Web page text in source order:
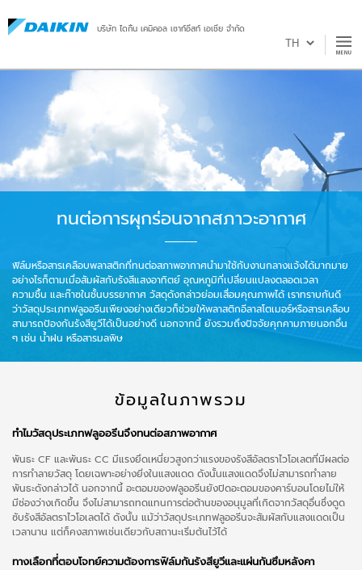
บริษัท ไดกิ้น เคมิคอล เซาท์อีสท์ เอเชีย จำกัด
ทนต่อการผุกร่อนจากสภาวะอากาศ
ฟิล์มหรือสารเคลือบพลาสติกที่ทนต่อสภาพอากาศนำมาใช้กับงานกลางแจ้งได้มากมาย
อย่างไรก็ตามเมื่อสัมผัสกับรังสีแสงอาทิตย์ อุณหภูมิที่เปลี่ยนแปลงตลอดเวลา
ความชื้น และก๊าซในชั้นบรรยากาศ วัสดุดังกล่าวย่อมเสื่อมคุณภาพได้ เราทราบกันดี
ว่าวัสดุประเภทฟลูออรีนเพียงอย่างเดียวก็ช่วยให้พลาสติกอีลาสโตเมอร์หรือสารเคลือบ
สามารถป้องกันรังสียูวีได้เป็นอย่างดี นอกจากนี้ ยังรวมถึงปัจจัยคุกคามภายนอกอื่น
ๆ เช่น น้ำฝน หรือสารมลพิษ
ข้อมูลในภาพรวม
ทำไมวัสดุประเภทฟลูออรีนจึงทนต่อสภาพอากาศ
พันธะ CF และพันธะ CC มีแรงยึดเหนี่ยวสูงกว่าแรงของรังสีอัลตราไวโอเลตที่มีผลต่อ
การทำลายวัสดุ โดยเฉพาะอย่างยิ่งในแสงแดด ดังนั้นแสงแดดจึงไม่สามารถทำลาย
พันธะดังกล่าวได้ นอกจากนี้ อะตอมของฟลูออรีนยังปิดอะตอมของคาร์บอนโดยไม่ให้
มีช่องว่างเกิดขึ้น จึงไม่สามารถทดแทนการต่อต้านของอนุมูลที่เกิดจากวัสดุอื่นซึ่งดูด
ซับรังสีอัลตราไวโอเลตได้ ดังนั้น แม้ว่าวัสดุประเภทฟลูออรีนจะสัมผัสกับแสงแดดเป็น
เวลานาน แต่ก็คงสภาพเช่นเดียวกับสถานะเริ่มต้นไว้ได้
ทางเลือกที่ตอบโจทย์ความต้องการฟิล์มกันรังสียูวีและแผ่นกันซึมหลังคา